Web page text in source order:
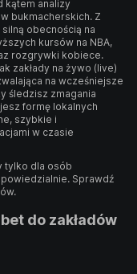
kątem analizy
bukmacherskich. Z
obecnością na
kursów na NBA,
rozgrywki kobiece.
zakłady na żywo (live)
na wcześniejsze
śledzisz zmagania
formę lokalnych
szybkie i
w czasie
tylko dla osób
Sprawdź
do zakładów